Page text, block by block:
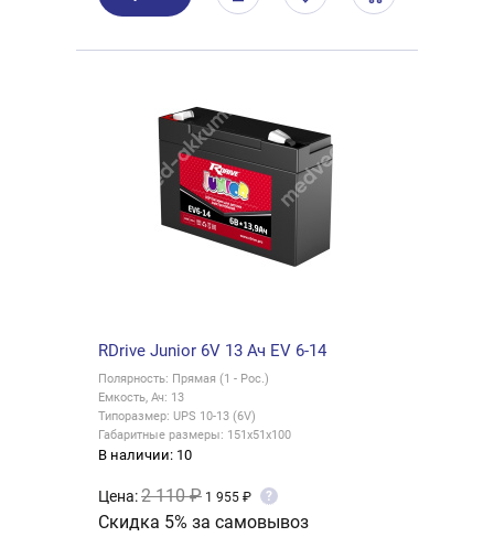
RDrive Junior 6V 13 Ач EV 6-14
Полярность: Прямая (1 - Рос.)
Емкость, Ач: 13
Типоразмер: UPS 10-13 (6V)
Габаритные размеры: 151x51x100
В наличии: 10
Цена:2 110 ₽ 1 955 ₽ ?
Скидка 5% за самовывоз